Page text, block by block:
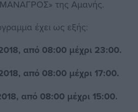
της Αμανής.
έχει ως εξής:
από 08:00 μέχρι 23:00.
από 08:00 μέχρι 17:00.
από 08:00 μέχρι 15:00.